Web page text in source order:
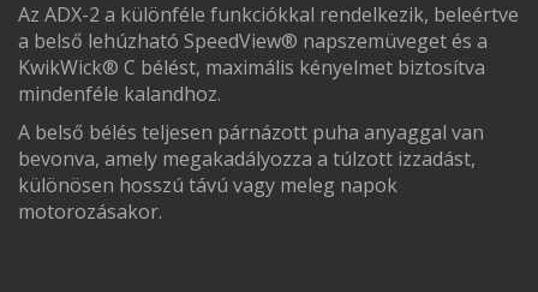
Az ADX-2 a különféle funkciókkal rendelkezik, beleértve
a belső lehúzható SpeedView® napszemüveget és a
KwikWick® C bélést, maximális kényelmet biztosítva
mindenféle kalandhoz.
A belső bélés teljesen párnázott puha anyaggal van
bevonva, amely megakadályozza a túlzott izzadást,
különösen hosszú távú vagy meleg napok
motorozásakor.